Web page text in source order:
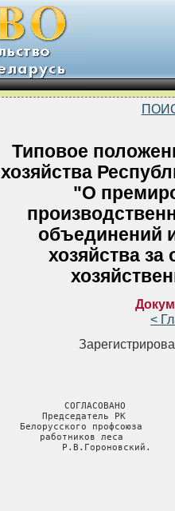
Типовое
хозяйства
"О
объединений
хозяйства
<
СОГЛАСОВАНО
Председатель РК
Белорусского профсоюза
работников леса